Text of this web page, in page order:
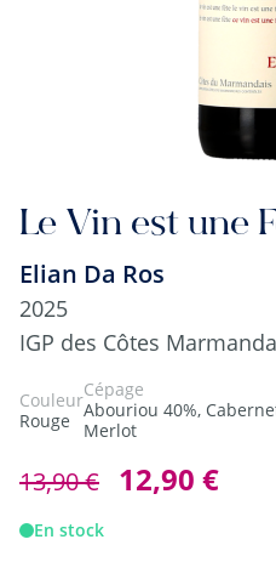
Le Vin est une
Elian Da Ros
2025
IGP des Côtes
Couleur
Rouge
Cépage
Abouriou 40%,
Merlot
13,90 € 12,90 €
En stock